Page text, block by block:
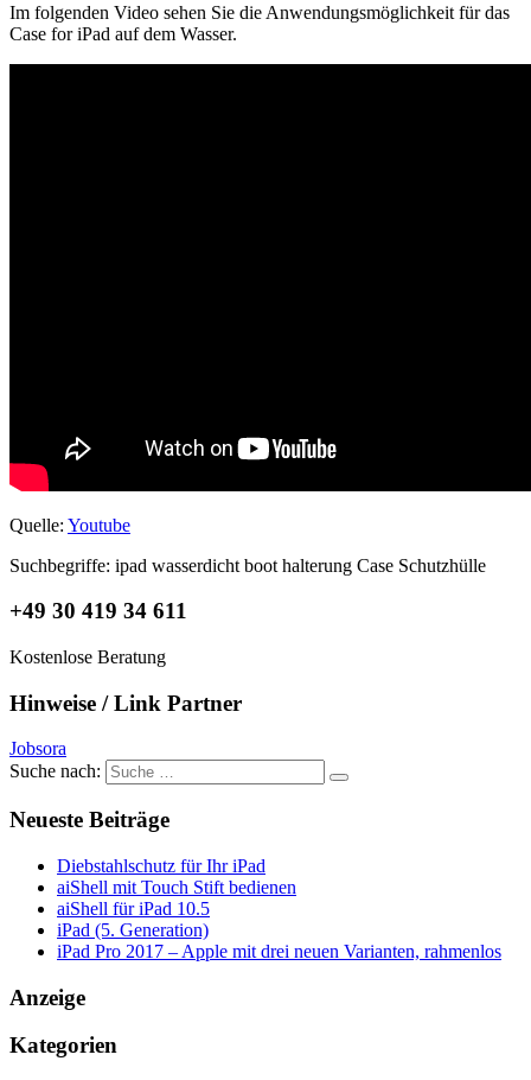
Im folgenden Video sehen Sie die Anwendungsmöglichkeit für das
Case for iPad auf dem Wasser.
Quelle: Youtube
Suchbegriffe: ipad wasserdicht boot halterung Case Schutzhülle
+49 30 419 34 611
Kostenlose Beratung
Hinweise / Link Partner
Jobsora
Suche nach:
Neueste Beiträge
Diebstahlschutz für Ihr iPad
aiShell mit Touch Stift bedienen
aiShell für iPad 10.5
iPad (5. Generation)
iPad Pro 2017 – Apple mit drei neuen Varianten, rahmenlos
Anzeige
Kategorien